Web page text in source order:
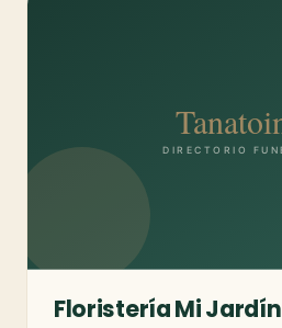
Floristería Mi Jardín